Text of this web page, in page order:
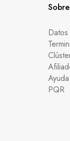
PQR